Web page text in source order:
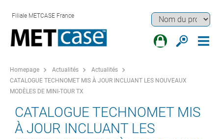
Filiale METCASE France
Homepage Actualités
Actualités
CATALOGUE TECHNOMET MIS À JOUR INCLUANT LES NOUVEAUX
MODÈLES DE MINI-TOUR TX
CATALOGUE TECHNOMET MIS
À JOUR INCLUANT LES